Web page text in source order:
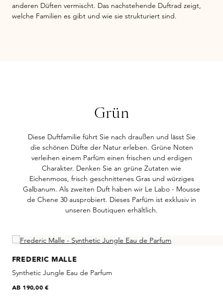
anderen Düften vermischt. Das nachstehende Duftrad zeigt,
welche Familien es gibt und wie sie strukturiert sind.
Grün
Diese Duftfamilie führt Sie nach draußen und lässt Sie
die schönen Düfte der Natur erleben. Grüne Noten
verleihen einem Parfüm einen frischen und erdigen
Charakter. Denken Sie an grüne Zutaten wie
Eichenmoos, frisch geschnittenes Gras und würziges
Galbanum. Als zweiten Duft haben wir Le Labo - Mousse
de Chene 30 ausprobiert. Dieses Parfüm ist exklusiv in
unseren Boutiquen erhältlich.
Skip product gallery
FREDERIC MALLE
Synthetic Jungle Eau de Parfum
AB 190,00 €